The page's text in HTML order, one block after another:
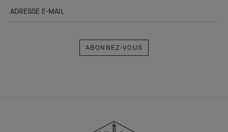
ADRESSE E-MAIL
vous
&